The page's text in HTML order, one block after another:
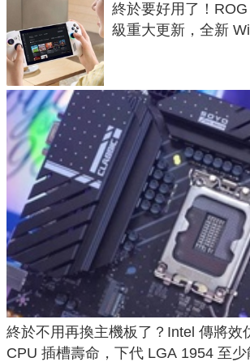
終於要好用了！
級重大更新，全新
終於不用再換主機板了？Intel 傳將效
CPU 插槽壽命，下代 LGA 1954 至